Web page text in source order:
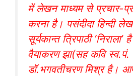
में लेखन माध्यम से प्रचार-
करना है। पसंदीदा हिन्दी
सूर्यकान्त त्रिपाठी
वैयाकरण झा(सह कवि
डॉ.भगवतीचरण मिश्र है।